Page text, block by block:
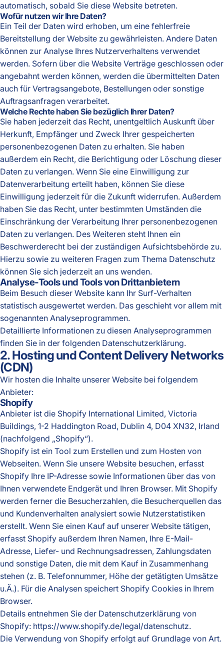
automatisch, sobald Sie diese Website betreten.
Wofür nutzen wir Ihre Daten?
Ein Teil der Daten wird erhoben, um eine fehlerfreie
Bereitstellung der Website zu gewährleisten. Andere Daten
können zur Analyse Ihres Nutzerverhaltens verwendet
werden. Sofern über die Website Verträge geschlossen oder
angebahnt werden können, werden die übermittelten Daten
auch für Vertragsangebote, Bestellungen oder sonstige
Auftragsanfragen verarbeitet.
Welche Rechte haben Sie bezüglich Ihrer Daten?
Sie haben jederzeit das Recht, unentgeltlich Auskunft über
Herkunft, Empfänger und Zweck Ihrer gespeicherten
personenbezogenen Daten zu erhalten. Sie haben
außerdem ein Recht, die Berichtigung oder Löschung dieser
Daten zu verlangen. Wenn Sie eine Einwilligung zur
Datenverarbeitung erteilt haben, können Sie diese
Einwilligung jederzeit für die Zukunft widerrufen. Außerdem
haben Sie das Recht, unter bestimmten Umständen die
Einschränkung der Verarbeitung Ihrer personenbezogenen
Daten zu verlangen. Des Weiteren steht Ihnen ein
Beschwerderecht bei der zuständigen Aufsichtsbehörde zu.
Hierzu sowie zu weiteren Fragen zum Thema Datenschutz
können Sie sich jederzeit an uns wenden.
Analyse-Tools und Tools von Dritt­anbietern
Beim Besuch dieser Website kann Ihr Surf-Verhalten
statistisch ausgewertet werden. Das geschieht vor allem mit
sogenannten Analyseprogrammen.
Detaillierte Informationen zu diesen Analyseprogrammen
finden Sie in der folgenden Datenschutzerklärung.
2. Hosting und Content Delivery Networks
(CDN)
Wir hosten die Inhalte unserer Website bei folgendem
Anbieter:
Shopify
Anbieter ist die Shopify International Limited, Victoria
Buildings, 1-2 Haddington Road, Dublin 4, D04 XN32, Irland
(nachfolgend „Shopify“).
Shopify ist ein Tool zum Erstellen und zum Hosten von
Webseiten. Wenn Sie unsere Website besuchen, erfasst
Shopify Ihre IP-Adresse sowie Informationen über das von
Ihnen verwendete Endgerät und Ihren Browser. Mit Shopify
werden ferner die Besucherzahlen, die Besucherquellen das
und Kundenverhalten analysiert sowie Nutzerstatistiken
erstellt. Wenn Sie einen Kauf auf unserer Website tätigen,
erfasst Shopify außerdem Ihren Namen, Ihre E-Mail-
Adresse, Liefer- und Rechnungsadressen, Zahlungsdaten
und sonstige Daten, die mit dem Kauf in Zusammenhang
stehen (z. B. Telefonnummer, Höhe der getätigten Umsätze
u.Ä.). Für die Analysen speichert Shopify Cookies in Ihrem
Browser.
Details entnehmen Sie der Datenschutzerklärung von
Shopify: https://www.shopify.de/legal/datenschutz.
Die Verwendung von Shopify erfolgt auf Grundlage von Art.